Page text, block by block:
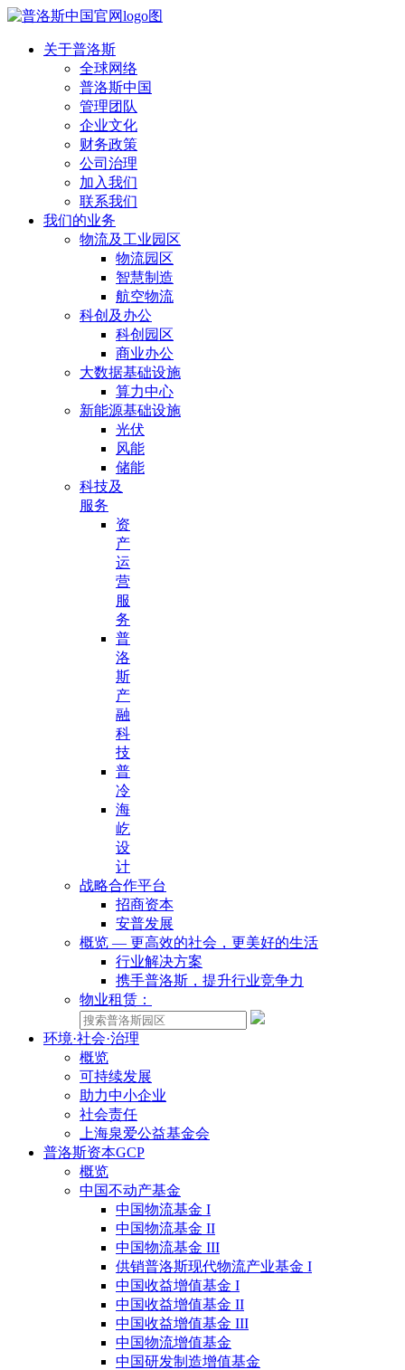
关于普洛斯
全球网络
普洛斯中国
管理团队
企业文化
财务政策
公司治理
加入我们
联系我们
我们的业务
物流及工业园区
物流园区
智慧制造
航空物流
科创及办公
科创园区
商业办公
大数据基础设施
算力中心
新能源基础设施
光伏
风能
储能
科技及
服务
资
产
运
营
服
务
普
洛
斯
产
融
科
技
普
冷
海
屹
设
计
战略合作平台
招商资本
安普发展
概览 — 更高效的社会，更美好的生活
行业解决方案
携手普洛斯，提升行业竞争力
物业租赁：
环境·社会·治理
概览
可持续发展
助力中小企业
社会责任
上海泉爱公益基金会
普洛斯资本GCP
概览
中国不动产基金
中国物流基金 I
中国物流基金 II
中国物流基金 III
供销普洛斯现代物流产业基金 I
中国收益增值基金 I
中国收益增值基金 II
中国收益增值基金 III
中国物流增值基金
中国研发制造增值基金